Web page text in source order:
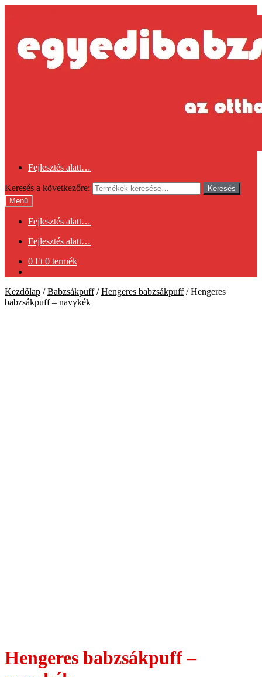
Fejlesztés alatt…
Keresés a következőre:
Keresés
Menü
Fejlesztés alatt…
Fejlesztés alatt…
0 Ft 0 termék
Kezdőlap /Babzsákpuff/Hengeres babzsákpuff/Hengeres
babzsákpuff – navykék
Hengeres babzsákpuff –